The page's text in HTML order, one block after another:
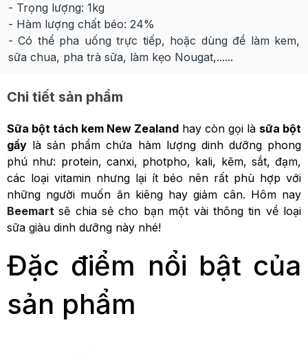
- Trọng lượng: 1kg
- Hàm lượng chất béo: 24%
- Có thể pha uống trực tiếp, hoặc dùng để làm kem,
sữa chua, pha trà sữa, làm kẹo Nougat,......
Chi tiết sản phẩm
Sữa bột tách kem New Zealand hay còn gọi là sữa bột
gầy là sản phẩm chứa hàm lượng dinh dưỡng phong
phú như: protein, canxi, photpho, kali, kẽm, sắt, đạm,
các loại vitamin nhưng lại ít béo nên rất phù hợp với
những người muốn ăn kiêng hay giảm cân. Hôm nay
Beemartsẽ chia sẻ cho bạn một vài thông tin về loại
sữa giàu dinh dưỡng này nhé!
Đặc điểm nổi bật của
sản phẩm